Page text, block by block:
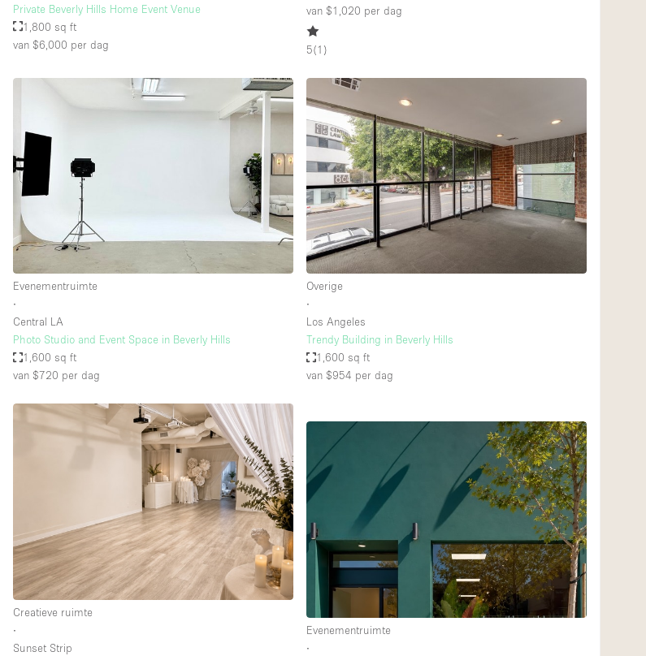
Private Beverly Hills Home Event Venue
1,800 sq ft
van $6,000 per dag
van $1,020 per dag
5(1 )
Evenementruimte
∙
Central LA
Photo Studio and Event Space in Beverly Hills
1,600 sq ft
van $720 per dag
Overige
∙
Los Angeles
Trendy Building in Beverly Hills
1,600 sq ft
van $954 per dag
Creatieve ruimte
∙
Sunset Strip
Evenementruimte
∙